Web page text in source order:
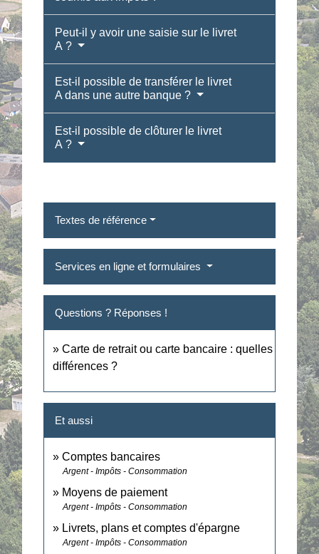
Peut-il y avoir une saisie sur le livret
A ?
Est-il possible de transférer le livret
A dans une autre banque ?
Est-il possible de clôturer le livret
A ?
Textes de référence
Services en ligne et formulaires
Questions ? Réponses !
Carte de retrait ou carte bancaire : quelles
différences ?
Et aussi
Comptes bancaires
Argent - Impôts - Consommation
Moyens de paiement
Argent - Impôts - Consommation
Livrets, plans et comptes d'épargne
Argent - Impôts - Consommation